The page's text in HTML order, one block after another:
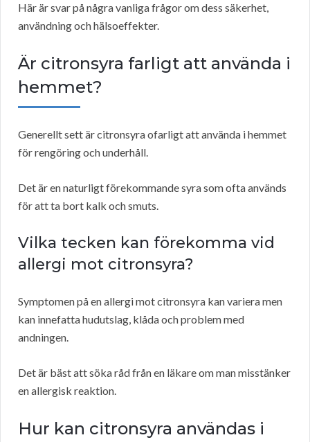
Här är svar på några vanliga frågor om dess säkerhet,
användning och hälsoeffekter.
Är citronsyra farligt att använda i
hemmet?
Generellt sett är citronsyra ofarligt att använda i hemmet
för rengöring och underhåll.
Det är en naturligt förekommande syra som ofta används
för att ta bort kalk och smuts.
Vilka tecken kan förekomma vid
allergi mot citronsyra?
Symptomen på en allergi mot citronsyra kan variera men
kan innefatta hudutslag, klåda och problem med
andningen.
Det är bäst att söka råd från en läkare om man misstänker
en allergisk reaktion.
Hur kan citronsyra användas i